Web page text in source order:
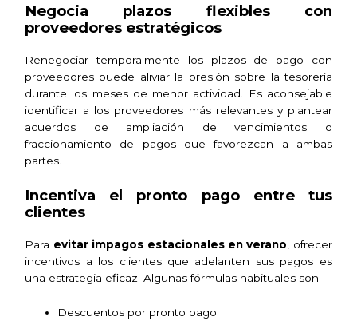
Negocia plazos flexibles con
proveedores estratégicos
Renegociar temporalmente los plazos de pago con
proveedores puede aliviar la presión sobre la tesorería
durante los meses de menor actividad. Es aconsejable
identificar a los proveedores más relevantes y plantear
acuerdos de ampliación de vencimientos o
fraccionamiento de pagos que favorezcan a ambas
partes.
Incentiva el pronto pago entre tus
clientes
Para evitar impagos estacionales en verano , ofrecer
incentivos a los clientes que adelanten sus pagos es
una estrategia eficaz. Algunas fórmulas habituales son:
Descuentos por pronto pago.